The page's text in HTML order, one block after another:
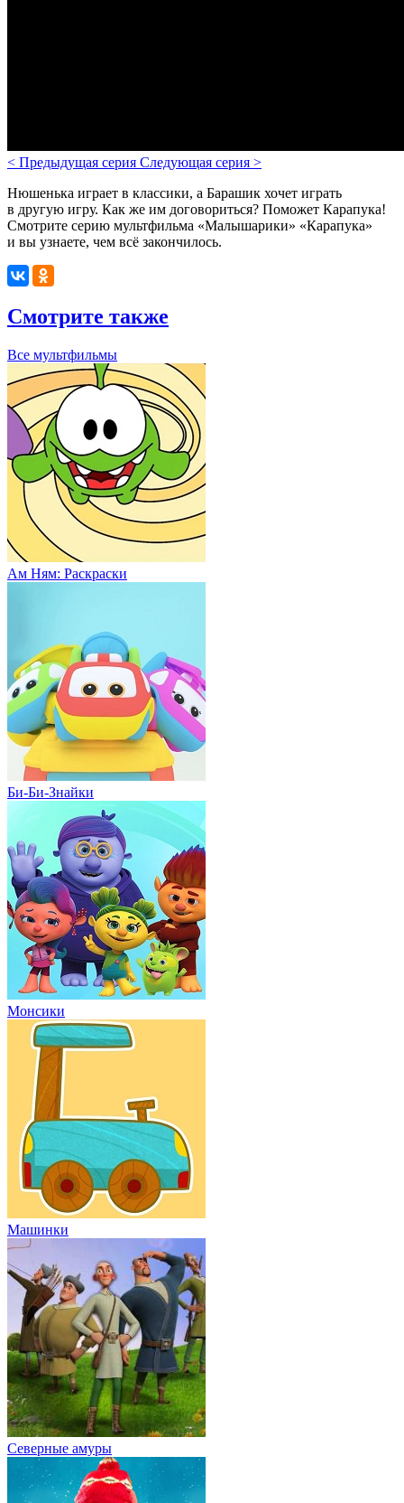
< Предыдущая серия Следующая серия >
Нюшенька играет в классики, а Барашик хочет играть
в другую игру. Как же им договориться? Поможет Карапука!
Смотрите серию мультфильма «Малышарики» «Карапука»
и вы узнаете, чем всё закончилось.
Смотрите также
Все мультфильмы
Ам Ням: Раскраски
Би-Би-Знайки
Монсики
Машинки
Северные амуры